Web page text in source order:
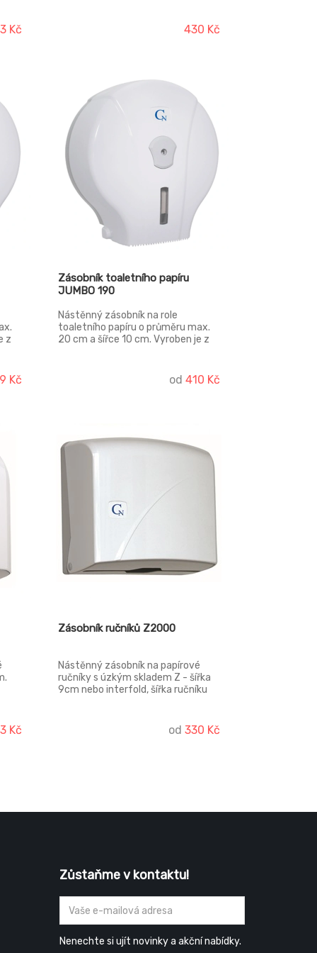
Kč 430 Kč
z
Kč
Zásobník toaletního papíru
JUMBO 190
Nástěnný zásobník na role
toaletního papíru o průměru max.
20 cm a šířce 10 cm. Vyroben je z
od 410 Kč
Kč
Zásobník ručníků Z2000
Nástěnný zásobník na papírové
ručníky s úzkým skladem Z - šířka
9cm nebo interfold, šířka ručníku
od 330 Kč
Zůstaňme v kontaktu!
Nenechte si ujít novinky a akční nabídky.